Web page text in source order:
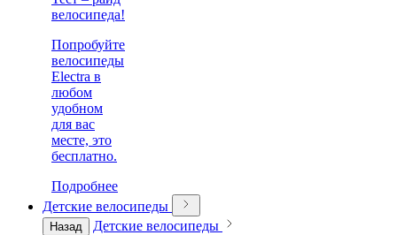
велосипеда!
Попробуйте
велосипеды
Electra в
любом
удобном
для вас
месте, это
бесплатно.
Подробнее
Детские велосипеды
Назад
Детские велосипеды